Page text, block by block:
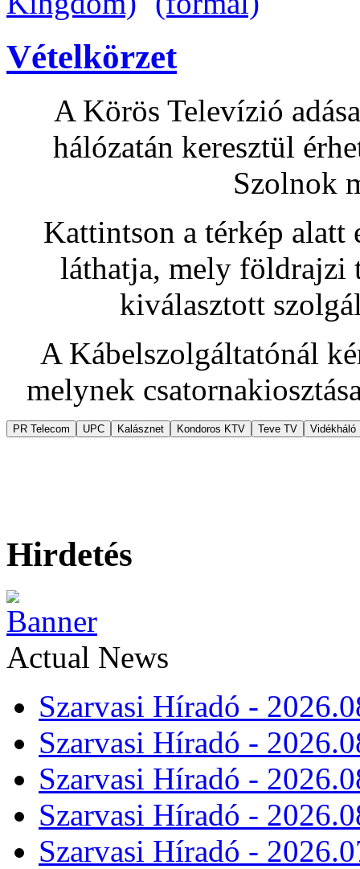
Vételkörzet
A Körös Televízió
hálózatán keresztül
Szolnok
Kattintson a térkép alatt
láthatja, mely földrajzi
kiválasztott
A Kábelszolgáltatónál
melynek
PR Telecom UPC Kalásznet Kondoros KTV Teve TV Vidékháló
Hirdetés
Actual News
Szarvasi Híradó -
Szarvasi Híradó -
Szarvasi Híradó -
Szarvasi Híradó -
Szarvasi Híradó -